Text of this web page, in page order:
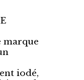
marque
iodé,